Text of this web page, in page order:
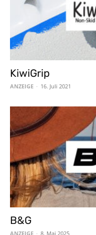
KiwiGrip
ANZEIGE - 16. Juli 2021
B&G
ANZEIGE - 8. Mai 2025